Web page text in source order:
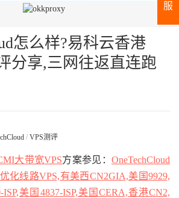
怎么样?易科云香港
分享,三网往返直连跑
/ VPS测评
大带宽VPS方案参见：OneTechCloud
化线路VPS,有美西CN2GIA,美国9929,
ISP,美国4837-ISP,美国CERA,香港CN2,
服